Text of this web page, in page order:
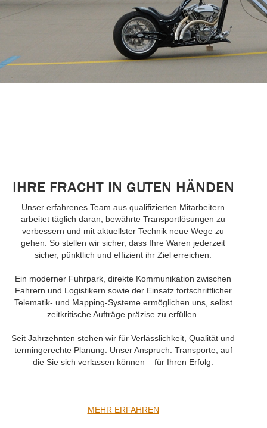
IHRE FRACHT IN GUTEN HÄNDEN
Unser erfahrenes Team aus qualifizierten Mitarbeitern
arbeitet täglich daran, bewährte Transportlösungen zu
verbessern und mit aktuellster Technik neue Wege zu
gehen. So stellen wir sicher, dass Ihre Waren jederzeit
sicher, pünktlich und effizient ihr Ziel erreichen.
Ein moderner Fuhrpark, direkte Kommunikation zwischen
Fahrern und Logistikern sowie der Einsatz fortschrittlicher
Telematik- und Mapping-Systeme ermöglichen uns, selbst
zeitkritische Aufträge präzise zu erfüllen.
Seit Jahrzehnten stehen wir für Verlässlichkeit, Qualität und
termingerechte Planung. Unser Anspruch: Transporte, auf
die Sie sich verlassen können – für Ihren Erfolg.
MEHR ERFAHREN